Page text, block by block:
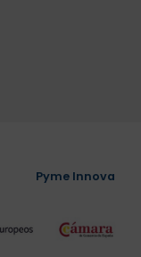
Pyme Innova